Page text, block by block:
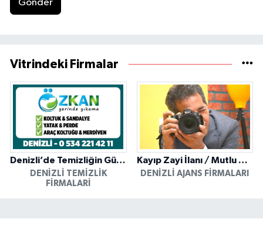
Gönder
Vitrindeki Firmalar
Denizli’de Temizliğin Güvenilir Adresi: Özkan Yerinde Yıkama
DENIZLI TEMIZLIK
FIRMALARI
Kayıp Zayi İlanı / Mutlu Ajans / Denizli
DENIZLI AJANS FIRMALARI